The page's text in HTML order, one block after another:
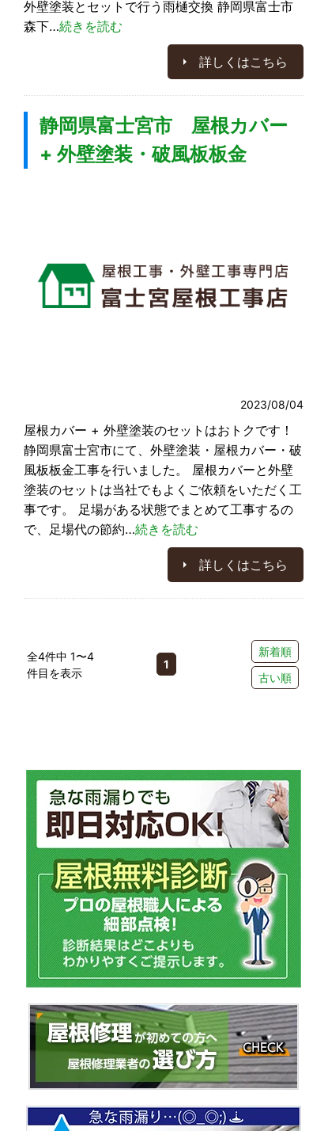
外壁塗装とセットで行う雨樋交換 静岡県富士市
森下…続きを読む
詳しくはこちら
静岡県富士宮市 屋根カバー
+ 外壁塗装・破風板板金
2023/08/04
屋根カバー + 外壁塗装のセットはおトクです！
静岡県富士宮市にて、外壁塗装・屋根カバー・破
風板板金工事を行いました。 屋根カバーと外壁
塗装のセットは当社でもよくご依頼をいただく工
事です。 足場がある状態でまとめて工事するの
で、足場代の節約…続きを読む
詳しくはこちら
全4件中 1〜4
件目を表示
1
新着順
古い順